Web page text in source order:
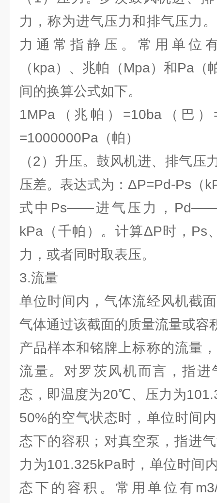
力，称为进气压力和排气压力
力通常指静压。常用单位
（kpa）、兆帕（Mpa）和Pa（
间的换算公式如下。
1MPa（兆帕）=10ba（巴）
=1000000Pa（帕）
（2）升压。鼓风机进、排气压
压差。表达式为：ΔP=Pd-Ps（
式中Ps——进气压力，
kPa（千帕）。计算ΔP时，Ps
力，或者同时取表压。
3.流量
单位时间内，气体流经风机截
气体通过该截面的质量流量或容
产品样本和铭牌上标称的流量
流量。对罗茨风机而言，指进
态，即温度为20℃、压力为
50%的空气状态时，单位时间
态下的容积；对真空泵，指进
力为101.325kPa时，单位时间
态下的容积。常用单位有